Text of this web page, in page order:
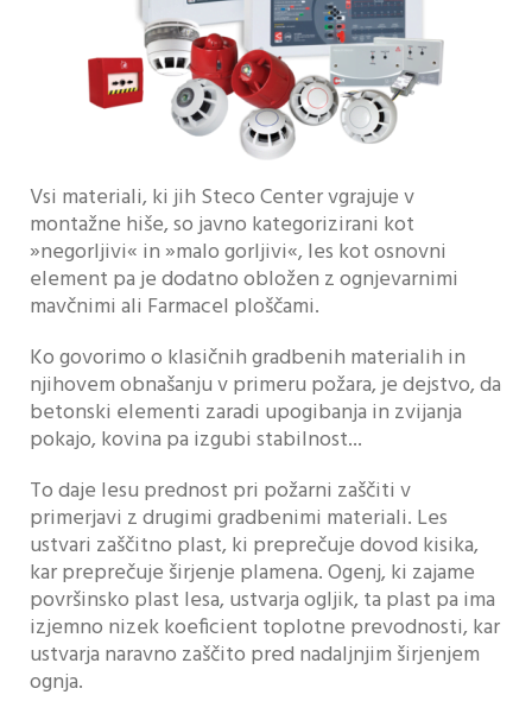
Vsi materiali, ki jih Steco Center vgrajuje v
montažne hiše, so javno kategorizirani kot
»negorljivi« in »malo gorljivi«, les kot osnovni
element pa je dodatno obložen z ognjevarnimi
mavčnimi ali Farmacel ploščami.
Ko govorimo o klasičnih gradbenih materialih in
njihovem obnašanju v primeru požara, je dejstvo, da
betonski elementi zaradi upogibanja in zvijanja
pokajo, kovina pa izgubi stabilnost...
To daje lesu prednost pri požarni zaščiti v
primerjavi z drugimi gradbenimi materiali. Les
ustvari zaščitno plast, ki preprečuje dovod kisika,
kar preprečuje širjenje plamena. Ogenj, ki zajame
površinsko plast lesa, ustvarja ogljik, ta plast pa ima
izjemno nizek koeficient toplotne prevodnosti, kar
ustvarja naravno zaščito pred nadaljnjim širjenjem
ognja.